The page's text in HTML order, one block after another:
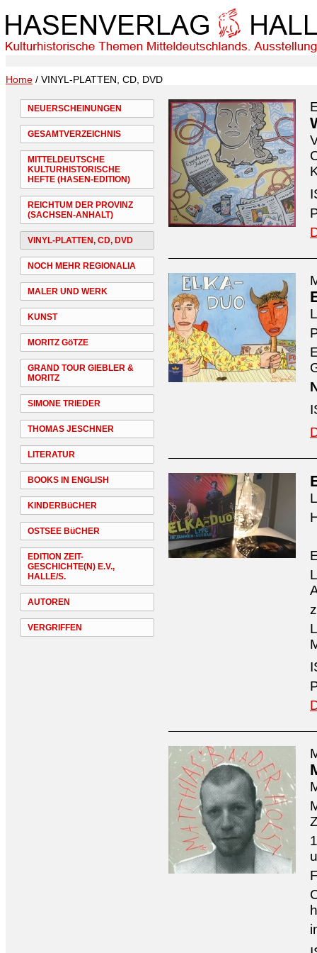
Home / VINYL-PLATTEN, CD, DVD
NEUERSCHEINUNGEN
GESAMTVERZEICHNIS
MITTELDEUTSCHE
KULTURHISTORISCHE
HEFTE (HASEN-EDITION)
REICHTUM DER PROVINZ
(SACHSEN-ANHALT)
VINYL-PLATTEN, CD, DVD
NOCH MEHR REGIONALIA
MALER UND WERK
KUNST
MORITZ GöTZE
GRAND TOUR GIEBLER &
MORITZ
SIMONE TRIEDER
THOMAS JESCHNER
LITERATUR
BOOKS IN ENGLISH
KINDERBüCHER
OSTSEE BüCHER
EDITION ZEIT-
GESCHICHTE(N) E.V.,
HALLE/S.
AUTOREN
VERGRIFFEN